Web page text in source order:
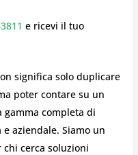
e ricevi il tuo
significa solo duplicare
poter contare su un
gamma completa di
aziendale. Siamo un
cerca soluzioni